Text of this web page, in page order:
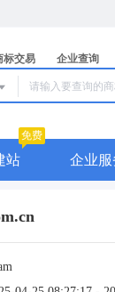
标交易 企业查询
站
免费
企业服